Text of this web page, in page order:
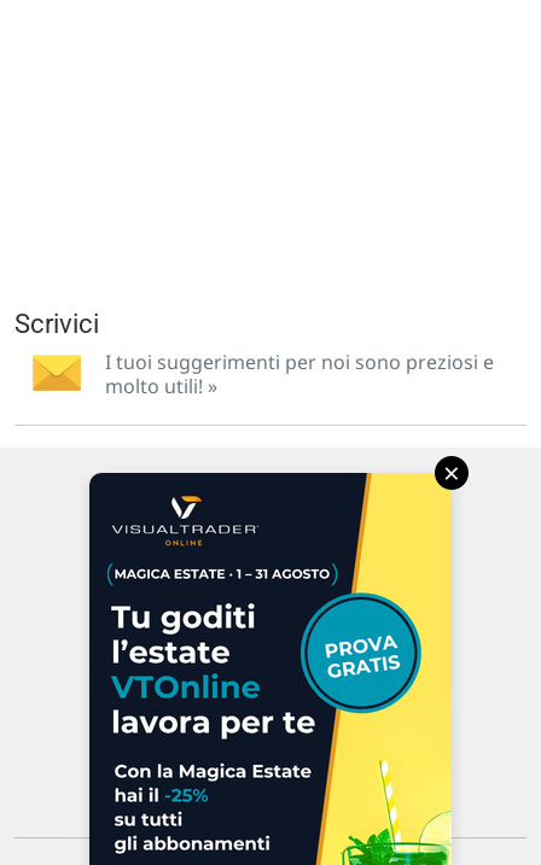
Scrivici
I tuoi suggerimenti per noi sono preziosi e
molto utili! »
Via Macanno, 38/A
P.IVA 02 452 460 401
Chi siamo
Commenti e segnalazioni
Contattaci
×